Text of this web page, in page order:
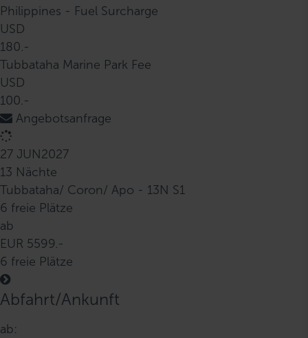
Philippines - Fuel Surcharge
USD
180.-
Tubbataha Marine Park Fee
USD
100.-
Angebotsanfrage
27 JUN2027
13 Nächte
Tubbataha/ Coron/ Apo - 13N S1
6 freie Plätze
ab
EUR 5599.-
6 freie Plätze
Abfahrt/Ankunft
ab: